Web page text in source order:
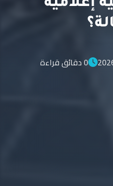
إعلامية
0 دقائق قراءة